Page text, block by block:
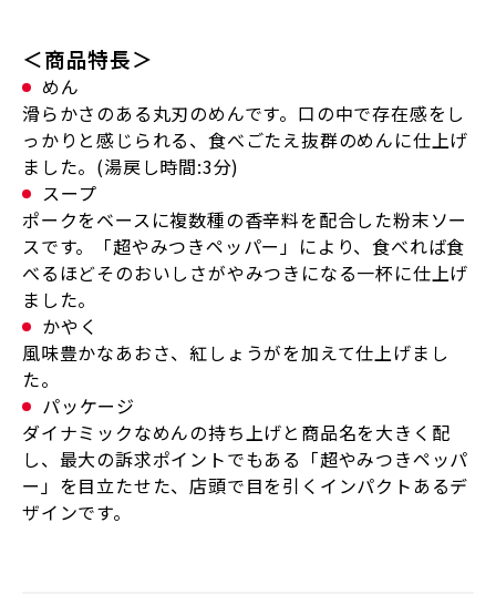
＜商品特長＞
めん
滑らかさのある丸刃のめんです。口の中で存在感をし
っかりと感じられる、食べごたえ抜群のめんに仕上げ
ました。(湯戻し時間:3分)
スープ
ポークをベースに複数種の香辛料を配合した粉末ソー
スです。「超やみつきペッパー」により、食べれば食
べるほどそのおいしさがやみつきになる一杯に仕上げ
ました。
かやく
風味豊かなあおさ、紅しょうがを加えて仕上げまし
た。
パッケージ
ダイナミックなめんの持ち上げと商品名を大きく配
し、最大の訴求ポイントでもある「超やみつきペッパ
ー」を目立たせた、店頭で目を引くインパクトあるデ
ザインです。